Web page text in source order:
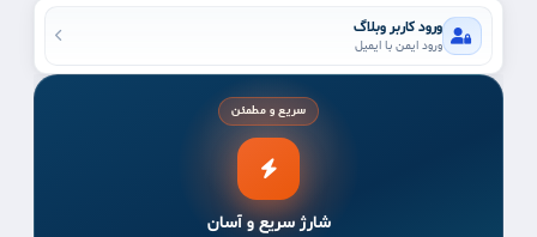
ورود کاربر وبلاگ
ورود ایمن با ایمیل
سریع و مطمئن
شارژ سریع و آسان